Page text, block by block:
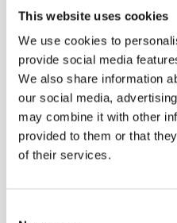
This website uses cookies
We use cookies to
provide social media
We also share information
our social media,
may combine it with other
provided to them or that
of their services.